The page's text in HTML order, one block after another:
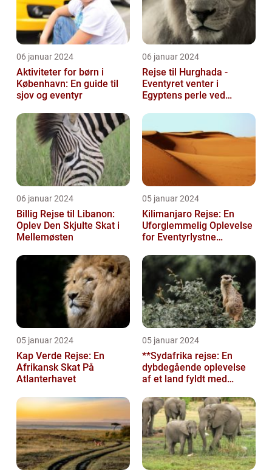
06 januar 2024
Aktiviteter for børn i
København: En guide til
sjov og eventyr
06 januar 2024
Rejse til Hurghada -
Eventyret venter i
Egyptens perle ved
06 januar 2024
Billig Rejse til Libanon:
Oplev Den Skjulte Skat i
Mellemøsten
05 januar 2024
Kilimanjaro Rejse: En
Uforglemmelig Oplevelse
for Eventyrlystne
05 januar 2024
Kap Verde Rejse: En
Afrikansk Skat På
Atlanterhavet
05 januar 2024
**Sydafrika rejse: En
dybdegående oplevelse
af et land fyldt med